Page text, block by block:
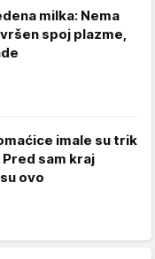
milka: Nema
spoj plazme,
imale su trik
sam kraj
ovo